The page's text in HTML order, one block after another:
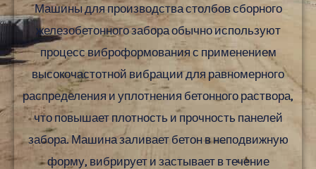
Машины для производства столбов сборного
железобетонного забора обычно используют
процесс виброформования с применением
высокочастотной вибрации для равномерного
распределения и уплотнения бетонного раствора,
что повышает плотность и прочность панелей
забора. Машина заливает бетон в неподвижную
форму, вибрирует и застывает в течение